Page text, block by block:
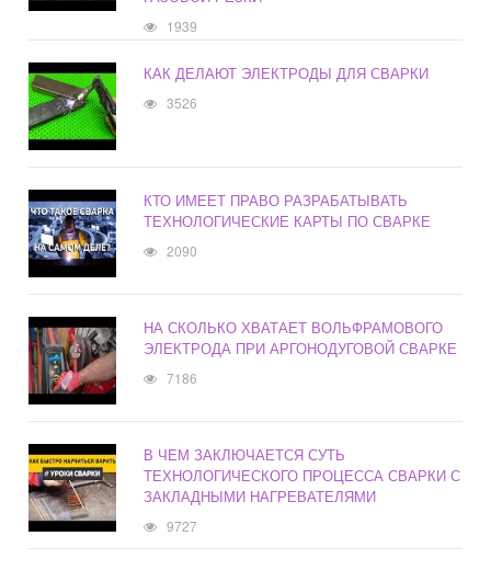
1939
КАК ДЕЛАЮТ ЭЛЕКТРОДЫ ДЛЯ СВАРКИ
3526
КТО ИМЕЕТ ПРАВО РАЗРАБАТЫВАТЬ
ТЕХНОЛОГИЧЕСКИЕ КАРТЫ ПО СВАРКЕ
2090
НА СКОЛЬКО ХВАТАЕТ ВОЛЬФРАМОВОГО
ЭЛЕКТРОДА ПРИ АРГОНОДУГОВОЙ СВАРКЕ
7186
В ЧЕМ ЗАКЛЮЧАЕТСЯ СУТЬ
ТЕХНОЛОГИЧЕСКОГО ПРОЦЕССА СВАРКИ С
ЗАКЛАДНЫМИ НАГРЕВАТЕЛЯМИ
9727